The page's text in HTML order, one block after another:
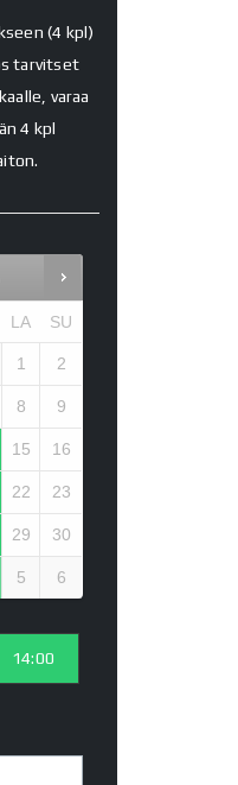
(4 kpl)
tarvitset
varaa
4 kpl
LA SU
1 2
8 9
15 16
22 23
29 30
5 6
14:00